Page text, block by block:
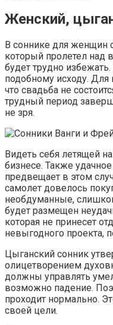
Женский,
В соннике для женщин
который пролетел над
будет трудно
подобному исходу. Для
что свадьба не
трудный период
не зря.
Видеть себя летящей
бизнесе. Также
предвещает в этом
самолет довелось
необдуманные,
будет размещен
которая не принесет
невыгодного проекта,
Цыганский сонник
олицетворением
должны управлять
возможно падение.
проходит нормально.
своей цели.